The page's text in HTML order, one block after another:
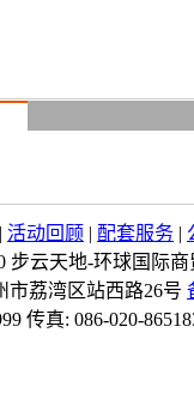
| 活动回顾 | 配套服务 |
步云天地-环球国际
市荔湾区站西路26号
传真: 086-020-